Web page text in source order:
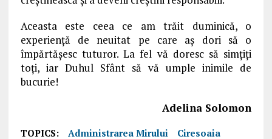
Aceasta este ceea ce am trăit duminică, o
experienţă de neuitat pe care aş dori să o
împărtăşesc tuturor. La fel vă doresc să simţiţi
toţi, iar Duhul Sfânt să vă umple inimile de
bucurie!
Adelina Solomon
TOPICS: Administrarea Mirului Ciresoaia